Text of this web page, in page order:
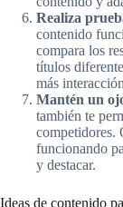
Realiza
contenido
compara los
títulos
más
Mantén un
también te
competidores.
funcionando
y destacar.
Ideas de contenido